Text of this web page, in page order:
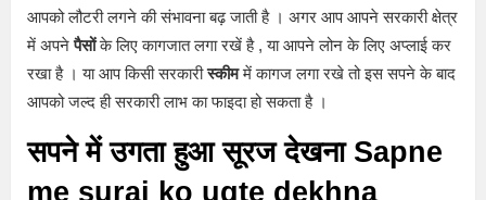
आपको लौटरी लगने की संभावना बढ़ जाती है । अगर आप आपने सरकारी क्षेत्र
में अपनेपैसोंके लिए कागजात लगा रखें है , या आपने लोन के लिए अप्लाई कर
रखा है । या आप किसी सरकारीस्कीममें कागज लगा रखे तो इस सपने के बाद
आपको जल्द ही सरकारी लाभ का फाइदा हो सकता है ।
सपने में उगता हुआ सूरज देखना Sapne
me suraj ko ugte dekhna